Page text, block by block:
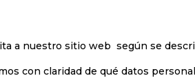
a nuestro sitio web según se
con claridad de qué datos